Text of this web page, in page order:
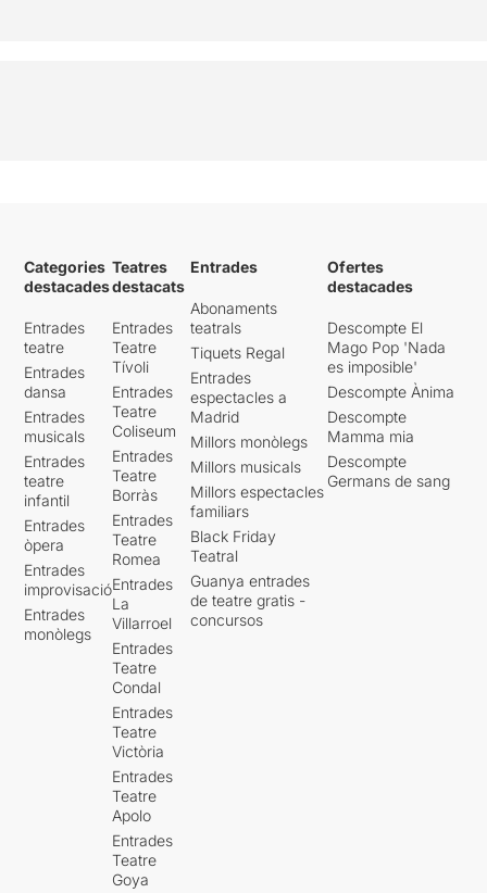
Categories
destacades
Entrades
teatre
Entrades
dansa
Entrades
musicals
Entrades
teatre
infantil
Entrades
òpera
Entrades
improvisació
Entrades
monòlegs
Teatres
destacats
Entrades
Teatre
Tívoli
Entrades
Teatre
Coliseum
Entrades
Teatre
Borràs
Entrades
Teatre
Romea
Entrades
La
Villarroel
Entrades
Teatre
Condal
Entrades
Teatre
Victòria
Entrades
Teatre
Apolo
Entrades
Teatre
Goya
Entrades
Abonaments
teatrals
Tiquets Regal
Entrades
espectacles a
Madrid
Millors monòlegs
Millors musicals
Millors espectacles
familiars
Black Friday
Teatral
Guanya entrades
de teatre gratis -
concursos
Ofertes
destacades
Descompte El
Mago Pop 'Nada
es imposible'
Descompte Ànima
Descompte
Mamma mia
Descompte
Germans de sang